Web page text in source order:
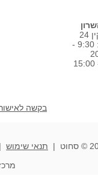
ימי א'-ה': 9:30 -
בקשה לאישור
| תנאי שימוש